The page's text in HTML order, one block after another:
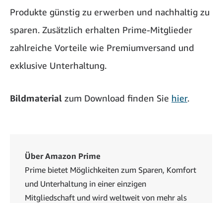
Produkte günstig zu erwerben und nachhaltig zu
sparen. Zusätzlich erhalten Prime-Mitglieder
zahlreiche Vorteile wie Premiumversand und
exklusive Unterhaltung.
Bildmaterial zum Download finden Sie hier.
Über Amazon Prime
Prime bietet Möglichkeiten zum Sparen, Komfort
und Unterhaltung in einer einzigen
Mitgliedschaft und wird weltweit von mehr als